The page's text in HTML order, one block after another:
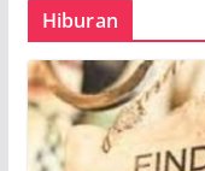
Hiburan